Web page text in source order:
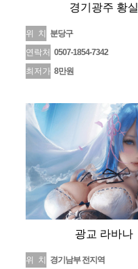
경기광주 황실
위 치
분당구
연락처 0507-1854-7342
최저가 8만원
광교 라바나
위 치
경기남부 전지역